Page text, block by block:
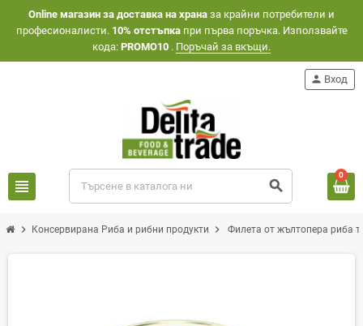
Оnline магазин за доставка на храна за крайни потребители и
професионалисти. 10% отстъпкапри първа поръчка. Използвайте
кода: PROMO10 . Поръчай за вкъщи.
view_headline search
person Вход
0
chevron_right Консервирана Риба и рибни продукти chevron_right Филета от жълтопера риба